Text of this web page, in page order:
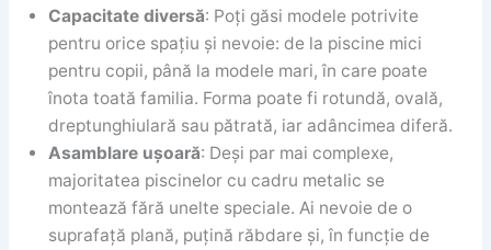
Capacitate diversă: Poți găsi modele potrivite
pentru orice spațiu și nevoie: de la piscine mici
pentru copii, până la modele mari, în care poate
înota toată familia. Forma poate fi rotundă, ovală,
dreptunghiulară sau pătrată, iar adâncimea diferă.
Asamblare ușoară: Deși par mai complexe,
majoritatea piscinelor cu cadru metalic se
montează fără unelte speciale. Ai nevoie de o
suprafață plană, puțină răbdare și, în funcție de